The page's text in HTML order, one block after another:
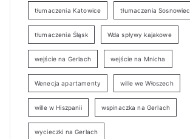
tłumaczenia Katowice tłumaczenia Sosnowiec
tłumaczenia Śląsk Wda spływy kajakowe
wejście na Gerlach wejście na Mnicha
Wenecja apartamenty wille we Włoszech
wille w Hiszpanii wspinaczka na Gerlach
wycieczki na Gerlach